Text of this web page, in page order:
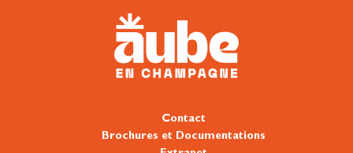
Contact
Brochures et Documentations